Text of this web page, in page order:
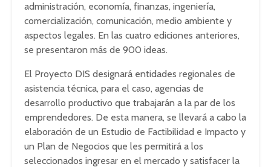
administración, economía, finanzas, ingeniería,
comercialización, comunicación, medio ambiente y
aspectos legales. En las cuatro ediciones anteriores,
se presentaron más de 900 ideas.
El Proyecto DIS designará entidades regionales de
asistencia técnica, para el caso, agencias de
desarrollo productivo que trabajarán a la par de los
emprendedores. De esta manera, se llevará a cabo la
elaboración de un Estudio de Factibilidad e Impacto y
un Plan de Negocios que les permitirá a los
seleccionados ingresar en el mercado y satisfacer la